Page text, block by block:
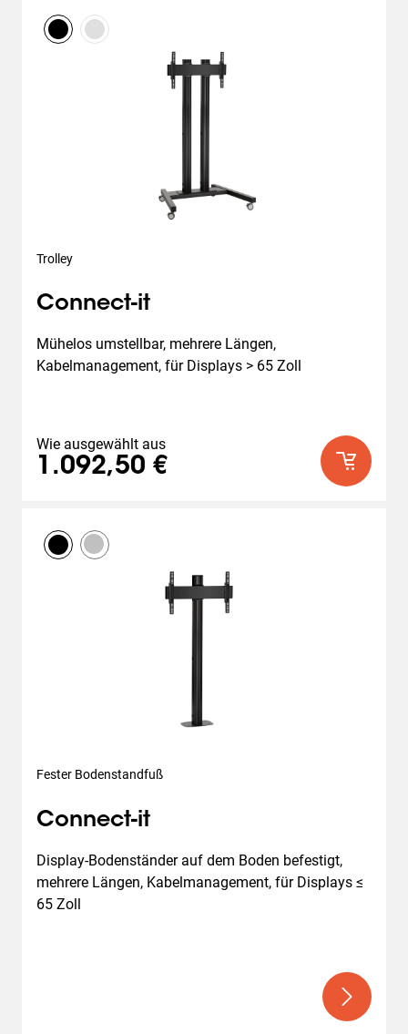
Trolley
Connect-it
Mühelos umstellbar, mehrere Längen,
Kabelmanagement, für Displays > 65 Zoll
Wie ausgewählt aus
1.092,50 €
Fester Bodenstandfuß
Connect-it
Display-Bodenständer auf dem Boden befestigt,
mehrere Längen, Kabelmanagement, für Displays ≤
65 Zoll